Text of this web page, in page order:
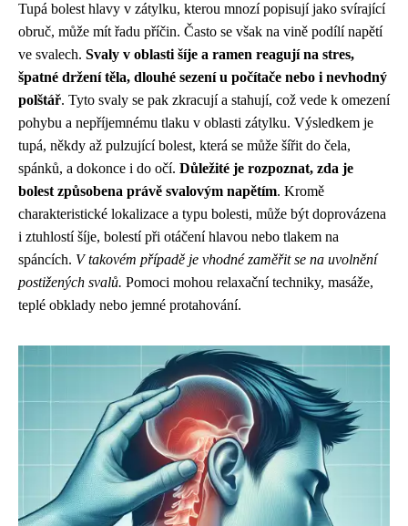
Tupá bolest hlavy v zátylku, kterou mnozí popisují jako svírající
obruč, může mít řadu příčin. Často se však na vině podílí napětí
ve svalech. Svaly v oblasti šíje a ramen reagují na stres,
špatné držení těla, dlouhé sezení u počítače nebo i nevhodný
polštář. Tyto svaly se pak zkracují a stahují, což vede k omezení
pohybu a nepříjemnému tlaku v oblasti zátylku. Výsledkem je
tupá, někdy až pulzující bolest, která se může šířit do čela,
spánků, a dokonce i do očí. Důležité je rozpoznat, zda je
bolest způsobena právě svalovým napětím. Kromě
charakteristické lokalizace a typu bolesti, může být doprovázena
i ztuhlostí šíje, bolestí při otáčení hlavou nebo tlakem na
spáncích. V takovém případě je vhodné zaměřit se na uvolnění
postižených svalů. Pomoci mohou relaxační techniky, masáže,
teplé obklady nebo jemné protahování.